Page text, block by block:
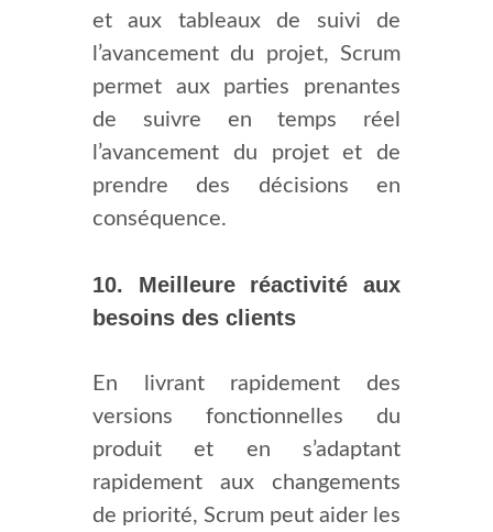
et aux tableaux de suivi de
l’avancement du projet, Scrum
permet aux parties prenantes
de suivre en temps réel
l’avancement du projet et de
prendre des décisions en
conséquence.
10. Meilleure réactivité aux
besoins des clients
En livrant rapidement des
versions fonctionnelles du
produit et en s’adaptant
rapidement aux changements
de priorité, Scrum peut aider les